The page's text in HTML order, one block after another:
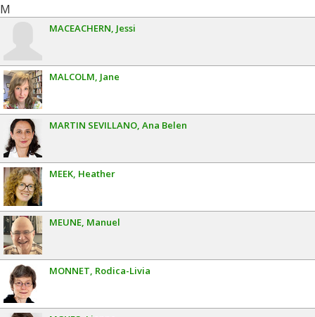
M
MACEACHERN Jessi
MALCOLM Jane
MARTIN SEVILLANO Ana Belen
MEEK Heather
MEUNE Manuel
MONNET Rodica-Livia